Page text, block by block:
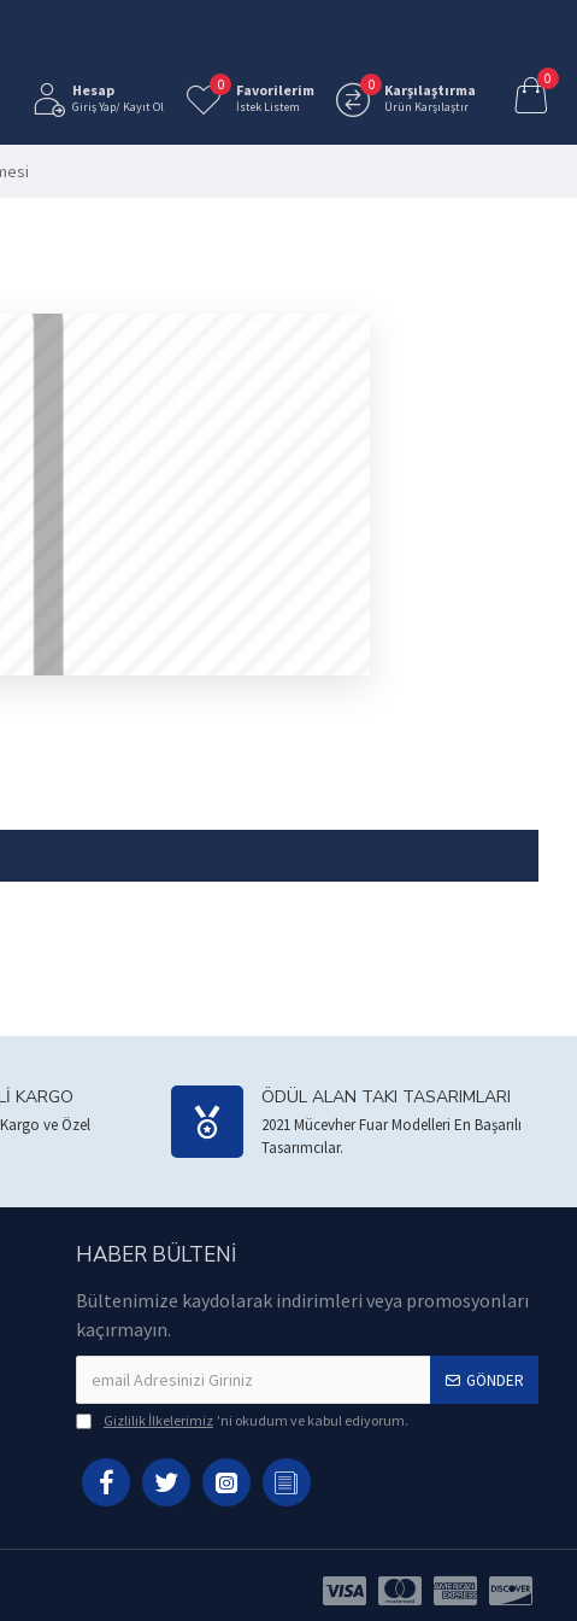
Hesap
Giriş Yap/ Kayıt Ol
Favorilerim
İstek Listem
0 Karşılaştırma
Ürün Karşılaştır
0 0
KARGO
ve Özel
ÖDÜL ALAN TAKI TASARIMLARI
2021 Mücevher Fuar Modelleri En Başarılı
Tasarımcılar.
HABER BÜLTENI
Bültenimize kaydolarak indirimleri veya promosyonları
kaçırmayın.
GÖNDER
Gizlilik İlkelerimiz 'ni okudum ve kabul ediyorum.